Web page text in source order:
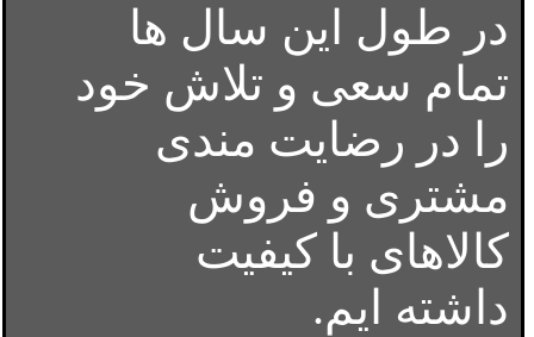
در طول این سال ها
تمام سعی و تلاش خود
را در رضایت مندی
مشتری و فروش
کالاهای با کیفیت
داشته ایم.